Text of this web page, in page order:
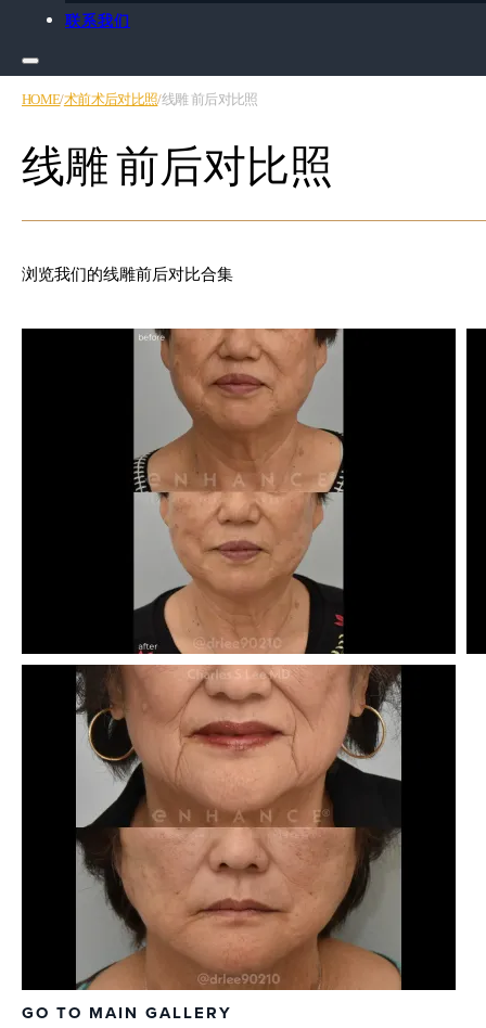
联系我们
HOME/术前术后对比照/线雕 前后对比照
线雕 前后对比照
浏览我们的线雕前后对比合集
GO TO MAIN GALLERY